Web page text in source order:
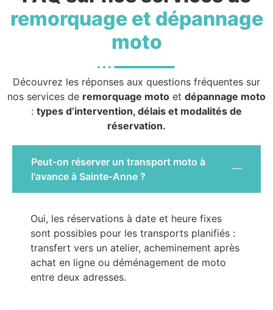
remorquage et dépannage
moto
Découvrez les réponses aux questions fréquentes sur
nos services de remorquage moto et dépannage moto
: types d’intervention, délais et modalités de
réservation.
Peut-on réserver un transport moto à
l'avance à Sainte-Anne ?
Oui, les réservations à date et heure fixes
sont possibles pour les transports planifiés :
transfert vers un atelier, acheminement après
achat en ligne ou déménagement de moto
entre deux adresses.